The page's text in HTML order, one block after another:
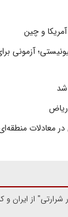
و چین
آزمونی
در معادلات
از ایران و